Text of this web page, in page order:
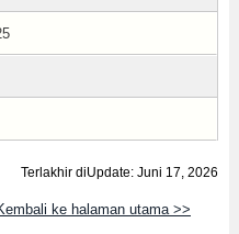
Terlakhir diUpdate: Juni 17, 2026
ke halaman utama >>